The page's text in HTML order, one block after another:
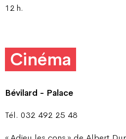
12 h.
Cinéma
Bévilard - Palace
Tél. 032 492 25 48